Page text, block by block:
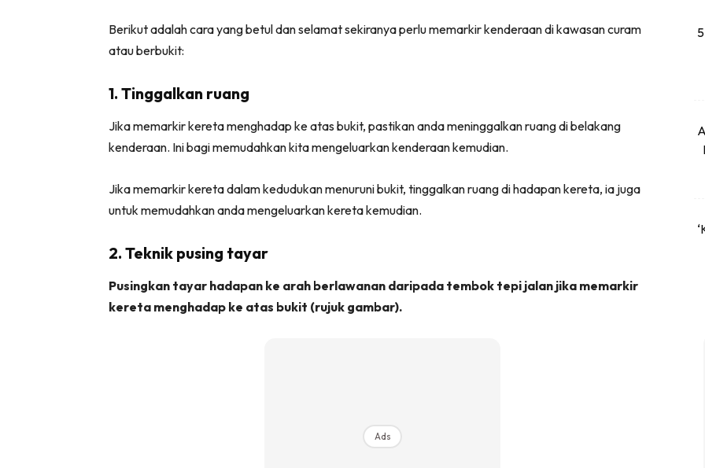
Berikut adalah cara yang betul dan selamat sekiranya perlu memarkir kenderaan di kawasan curam
atau berbukit:
1. Tinggalkan ruang
Jika memarkir kereta menghadap ke atas bukit, pastikan anda meninggalkan ruang di belakang
kenderaan. Ini bagi memudahkan kita mengeluarkan kenderaan kemudian.
Jika memarkir kereta dalam kedudukan menuruni bukit, tinggalkan ruang di hadapan kereta, ia juga
untuk memudahkan anda mengeluarkan kereta kemudian.
2. Teknik pusing tayar
Pusingkan tayar hadapan ke arah berlawanan daripada tembok tepi jalan jika memarkir
kereta menghadap ke atas bukit (rujuk gambar).
Ads